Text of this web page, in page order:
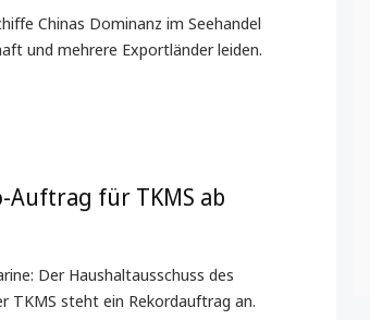
Chinas Dominanz im Seehandel
und mehrere Exportländer leiden.
für TKMS ab
Der Haushaltausschuss des
TKMS steht ein Rekordauftrag an.